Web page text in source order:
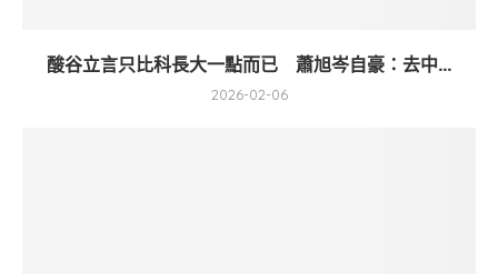
酸谷立言只比科長大一點而已 蕭旭岑自豪：去中...
2026-02-06